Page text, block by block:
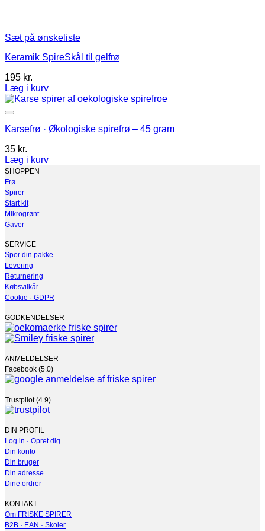
Sæt på ønskeliste
Keramik SpireSkål til gelfrø
195 kr.
Læg i kurv
Karsefrø · Økologiske spirefrø – 45 gram
35 kr.
Læg i kurv
SHOPPEN
Frø
Spirer
Start kit
Mikrogrønt
Gaver
SERVICE
Spor din pakke
Levering
Returnering
Købsvilkår
Cookie · GDPR
GODKENDELSER
ANMELDELSER
Facebook (5.0)
Trustpilot (4.9)
DIN PROFIL
Log in · Opret dig
Din konto
Din bruger
Din adresse
Dine ordrer
KONTAKT
Om FRISKE SPIRER
B2B · EAN · Skoler